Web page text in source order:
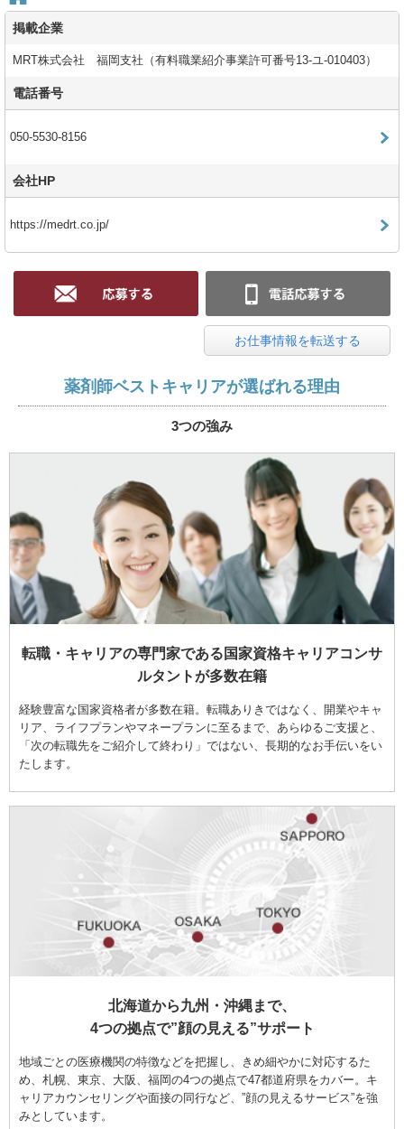
掲載企業
MRT株式会社 福岡支社（有料職業紹介事業許可番号13-ユ-010403）
電話番号
050-5530-8156
会社HP
https://medrt.co.jp/
お仕事情報を転送する
薬剤師ベストキャリアが選ばれる理由
3つの強み
転職・キャリアの専門家である国家資格キャリアコンサ
ルタントが多数在籍
経験豊富な国家資格者が多数在籍。転職ありきではなく、開業やキャ
リア、ライフプランやマネープランに至るまで、あらゆるご支援と、
「次の転職先をご紹介して終わり」ではない、長期的なお手伝いをい
たします。
北海道から九州・沖縄まで、
4つの拠点で”顔の見える”サポート
地域ごとの医療機関の特徴などを把握し、きめ細やかに対応するた
め、札幌、東京、大阪、福岡の4つの拠点で47都道府県をカバー。キ
ャリアカウンセリングや面接の同行など、”顔の見えるサービス”を強
みとしています。